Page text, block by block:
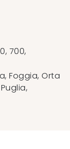
700,
Foggia, Orta